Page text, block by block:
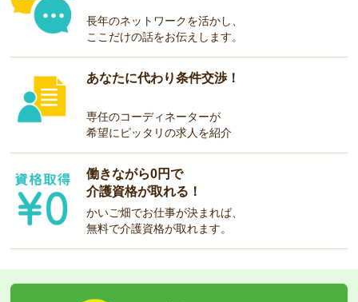
長年のネットワークを活かし、
ここだけの話をお伝えします。
あなたに代わり条件交渉！
専任のコーディネーターが
希望にピッタリの求人を紹介
働きながら0円で
介護資格が取れる！
かいご畑でお仕事が決まれば、
無料で介護資格が取れます。